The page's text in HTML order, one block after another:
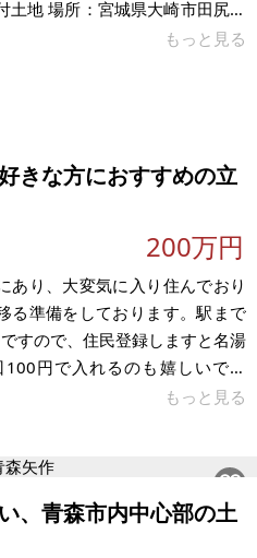
屋 現況：空家 希望価格：20～
にて商談合意される場合もあ
合もあります。ご購入に際し
もっと見る
きな方におすすめの立
200万円
あり、大変気に入り住んでおり
る準備をしております。駅まで
すので、住民登録しますと名湯
円で入れるのも嬉しいです
好き、自然が好き、そんな方に
辻や紅葉の名所 鳴子峡などに
交う毎日です。2軒隣には移住
程よく交流を楽しんでおりま
もっと見る
、青森市内中心部の土